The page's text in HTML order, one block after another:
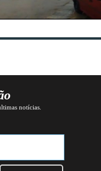
notícias.